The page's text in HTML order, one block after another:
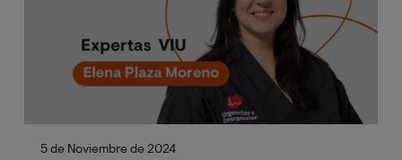
5 de Noviembre de 2024